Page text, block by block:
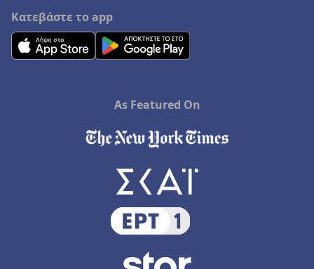
Κατεβάστε το app
As Featured On